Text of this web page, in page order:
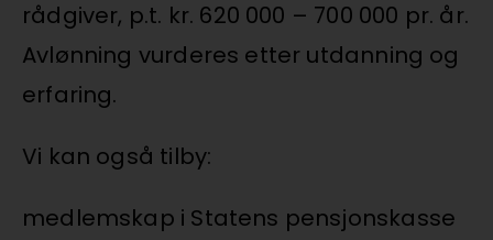
rådgiver, p.t. kr. 620 000 – 700 000 pr. år.
Avlønning vurderes etter utdanning og
erfaring.
Vi kan også tilby:
medlemskap i Statens pensjonskasse